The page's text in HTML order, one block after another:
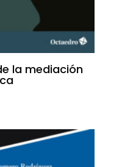
la mediación